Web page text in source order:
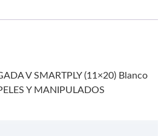
V SMARTPLY (11×20) Blanco
Y MANIPULADOS